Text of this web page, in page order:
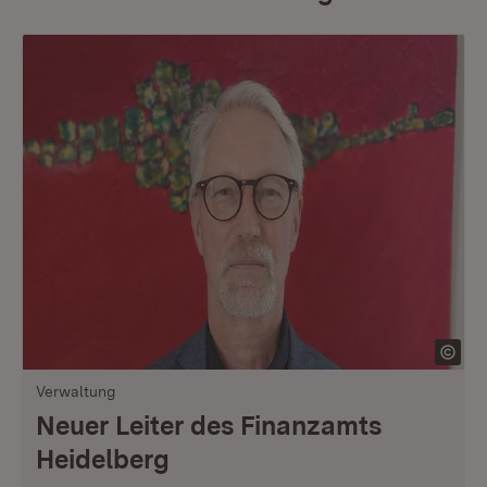
Verwaltung
Neuer Leiter des Finanzamts
Heidelberg